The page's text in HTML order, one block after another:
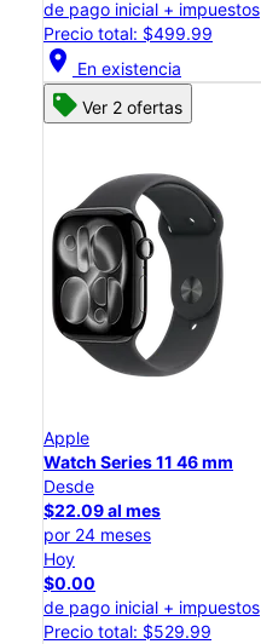
de pago inicial + impuestos
Precio total: $499.99
location_on En existencia
Ver 2 ofertas
Apple
Watch Series 11 46 mm
Desde
$22.09 al mes
por 24 meses
Hoy
$0.00
de pago inicial + impuestos
Precio total: $529.99